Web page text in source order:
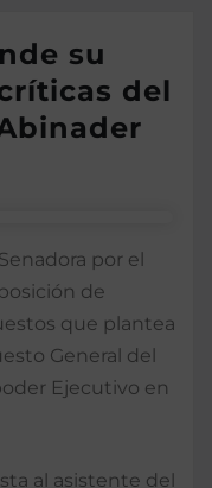
su
del
por el
de
que plantea
General del
Ejecutivo en
al asistente del